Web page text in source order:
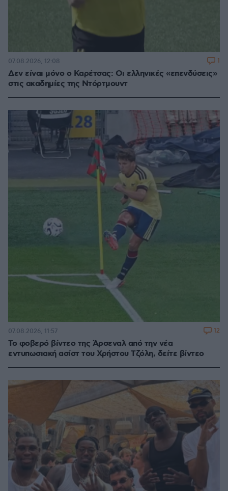
Δεν είναι μόνο ο Καρέτσας: Οι ελληνικές «επενδύσεις»
στις ακαδημίες της Ντόρτμουντ
07.08.2026, 12:08 1
Το φοβερό βίντεο της Άρσεναλ από την νέα
εντυπωσιακή ασίστ του Χρήστου Τζόλη, δείτε βίντεο
07.08.2026, 11:57 12